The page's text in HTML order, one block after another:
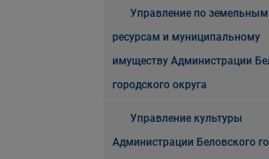
Управление по земельным
ресурсам и муниципальному
имуществу Администрации
городского округа
Управление культуры
Администрации Беловского